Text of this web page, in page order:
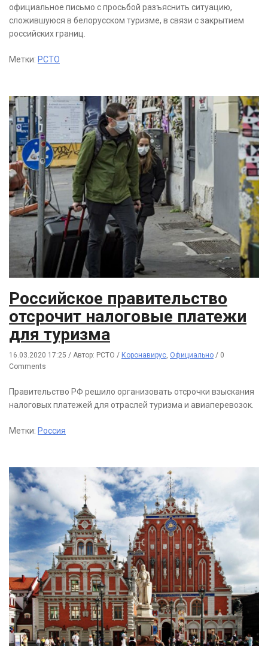
официальное письмо с просьбой разъяснить ситуацию,
сложившуюся в белорусском туризме, в связи с закрытием
российских границ.
Метки: РСТО
Российское правительство
отсрочит налоговые платежи
для туризма
16.03.2020 17:25 / Автор: РСТО / Коронавирус, Официально / 0
Comments
Правительство РФ решило организовать отсрочки взыскания
налоговых платежей для отраслей туризма и авиаперевозок.
Метки: Россия